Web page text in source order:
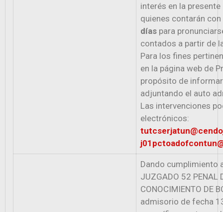
interés en la
quienes contarán
días para
contados a partir de
Para los fines
en la página web de
propósito de
adjuntando el auto
Las intervenciones
electrónicos:
Dando cumplimiento
JUZGADO 52 PENAL
CONOCIMIENTO DE
admisorio de fecha